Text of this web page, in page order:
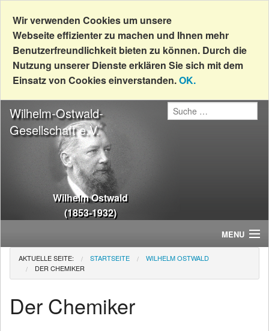
Wir verwenden Cookies um unsere
Webseite effizienter zu machen und Ihnen mehr
Benutzerfreundlichkeit bieten zu können. Durch die
Nutzung unserer Dienste erklären Sie sich mit dem
Einsatz von Cookies einverstanden.OK.
Wilhelm Ostwald
(1853-1932)
Wilhelm-Ostwald-
Gesellschaft e.V.
MENU
Home
Wir über uns
AKTUELLE SEITE: STARTSEITE
WILHELM OSTWALD
DER CHEMIKER
Der Chemiker